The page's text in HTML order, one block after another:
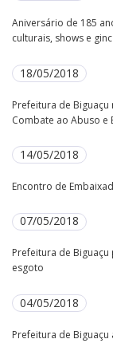
Aniversário de 185
culturais, shows e
18/05/2018
Prefeitura de
Combate ao Abuso e
14/05/2018
Encontro de
07/05/2018
Prefeitura de
esgoto
04/05/2018
Prefeitura de